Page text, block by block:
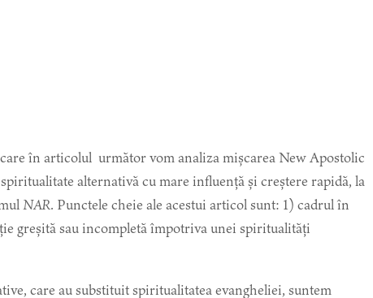
size.
în articolul următor vom analiza mișcarea New Apostolic
alternativă cu mare influență și creștere rapidă, la
NAR. Punctele cheie ale acestui articol sunt: 1) cadrul în
greșită sau incompletă împotriva unei spiritualități
care au substituit spiritualitatea evangheliei, suntem